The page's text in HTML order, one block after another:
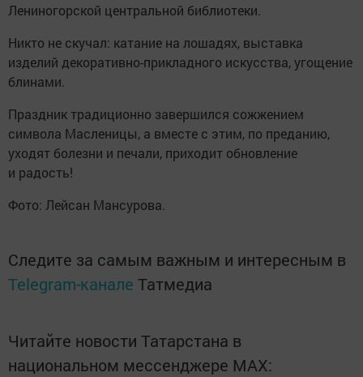
Лениногорской центральной библиотеки.
Никто не скучал: катание на лошадях, выставка
изделий декоративно-прикладного искусства, угощение
блинами.
Праздник традиционно завершился сожжением
символа Масленицы, а вместе с этим, по преданию,
уходят болезни и печали, приходит обновление
и радость!
Фото: Лейсан Мансурова.
Следите за самым важным и интересным в
Telegram-канале Татмедиа
Читайте новости Татарстана в
национальном мессенджере MАХ: